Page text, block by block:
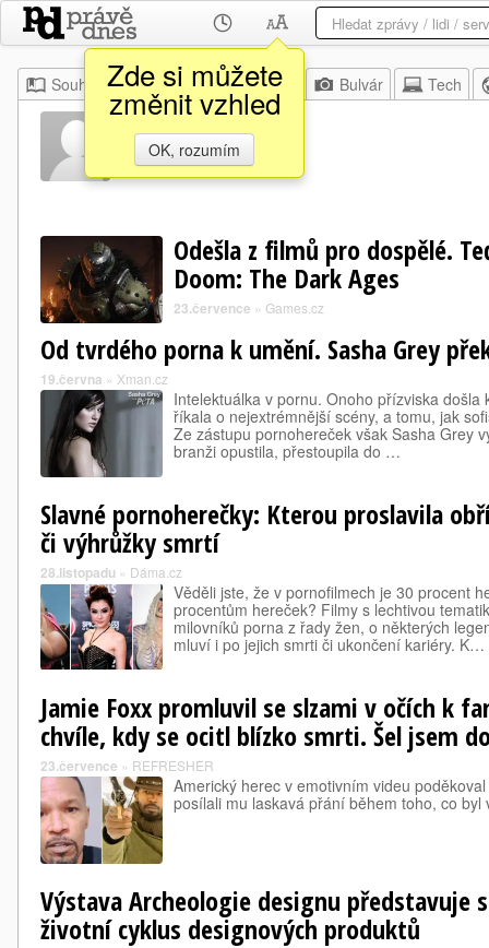
Zde si můžete
změnit vzhled
OK, rozumím
Souhrn Moje Z domova Bulvár Tech
Sasha Grey
Odešla z filmů pro dospělé.
Doom: The Dark Ages
23.července » Games.cz
Od tvrdého porna k umění. Sasha Grey
19.června » Xman.cz
Intelektuálka v pornu. Onoho přízviska došla
říkala o nejextrémnější scény, a tomu, jak
Ze zástupu pornohereček však Sasha Grey
branži opustila, přestoupila do …
Slavné pornoherečky: Kterou proslavila
či výhrůžky smrtí
28.listopadu » Dáma.cz
Věděli jste, že v pornofilmech je 30 procent
procentům hereček? Filmy s lechtivou
milovníků porna z řady žen, o některých
mluví i po jejich smrti či ukončení kariéry. K…
Jamie Foxx promluvil se slzami v očích k
chvíle, kdy se ocitl blízko smrti. Šel jsem
23.července » REFRESHER
Americký herec v emotivním videu
posílali mu laskavá přání během toho, co byl
Výstava Archeologie designu představuje
životní cyklus designových produktů